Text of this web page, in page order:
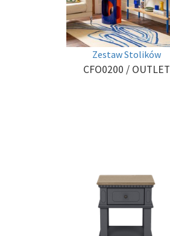
Zestaw Stolików
CFO0200 / OUTLET